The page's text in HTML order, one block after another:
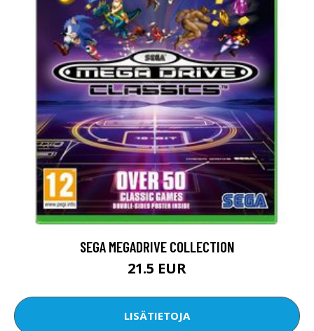
SEGA MEGADRIVE COLLECTION
21.5 EUR
LISÄTIETOJA